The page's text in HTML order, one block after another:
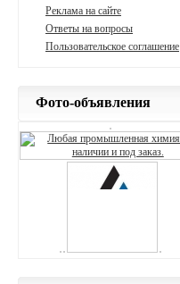
Реклама на сайте
Ответы на вопросы
Пользовательское соглашение
Фото-объявления